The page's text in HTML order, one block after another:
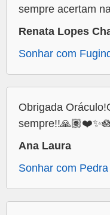
sempre acertam
Renata Lopes
Sonhar com
Obrigada
Ana Laura
Sonhar com Pedra